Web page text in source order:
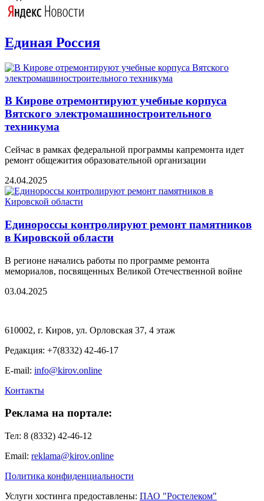
Единая Россия
В Кирове отремонтируют учебные корпуса
Вятского электромашиностроительного
техникума
Сейчас в рамках федеральной программы капремонта идет
ремонт общежития образовательной организации
24.04.2025
Единороссы контролируют ремонт памятников
в Кировской области
В регионе начались работы по программе ремонта
мемориалов, посвященных Великой Отечественной войне
03.04.2025
610002, г. Киров, ул. Орловская 37, 4 этаж
Редакция: +7(8332) 42-46-17
E-mail: info@kirov.online
Контакты
Реклама на портале:
Тел: 8 (8332) 42-46-12
Email: reklama@kirov.online
Политика конфиденциальности
Услуги хостинга предоставлены: ПАО "Ростелеком"